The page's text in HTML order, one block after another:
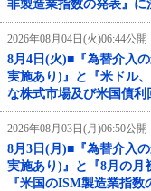
非製造業指数の発表』に
2026年08月04日(火)06:44公開
8月4日(火)■『為替介入
実施あり)』と『米ドル
な株式市場及び米国債利
2026年08月03日(月)06:50公開
8月3日(月)■『為替介入
実施あり)』と『8月の月
『米国のISM製造業指数